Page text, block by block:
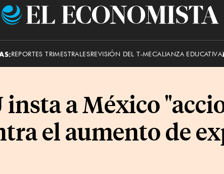
El
REPORTES TRIMESTRALESREVISIÓN DEL T-MECALIANZA EDUCATIVA
a México
el aumento de